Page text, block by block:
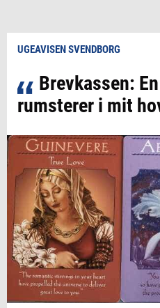
UGEAVISEN SVENDBORG
Brevkassen:
rumsterer i mit